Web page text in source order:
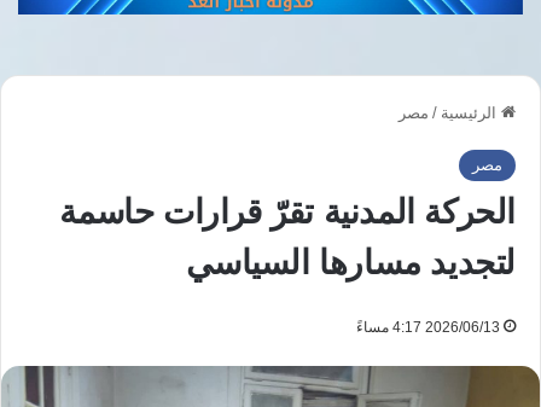
الرئيسية / مصر
مصر
الحركة المدنية تقرّ قرارات حاسمة
لتجديد مسارها السياسي
2026/06/13 4:17 مساءً